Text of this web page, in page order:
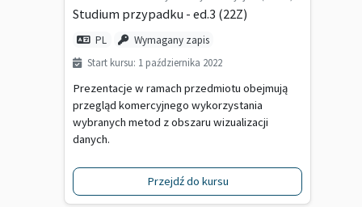
Studium przypadku - ed.3 (22Z)
PL Wymagany zapis
Start kursu: 1 października 2022
Prezentacje w ramach przedmiotu obejmują
przegląd komercyjnego wykorzystania
wybranych metod z obszaru wizualizacji
danych.
Przejdź do kursu